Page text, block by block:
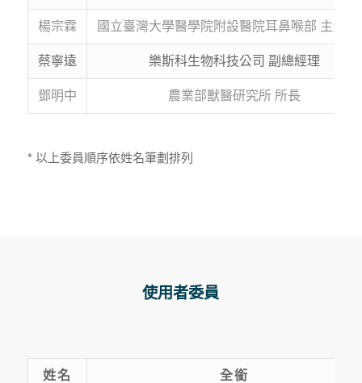
楊宗霖 國立臺灣大學醫學院附設醫院耳鼻喉部 主治醫
蔡寧遠 樂斯科生物科技公司 副總經理
鄧明中 農業部獸醫研究所 所長
* 以上委員順序依姓名筆劃排列
使用者委員
姓名 全銜